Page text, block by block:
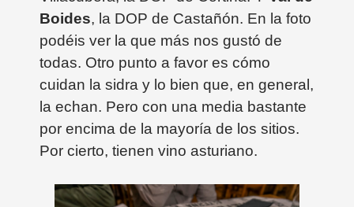
Boides, la DOP de Castañón. En la foto
podéis ver la que más nos gustó de
todas. Otro punto a favor es cómo
cuidan la sidra y lo bien que, en general,
la echan. Pero con una media bastante
por encima de la mayoría de los sitios.
Por cierto, tienen vino asturiano.